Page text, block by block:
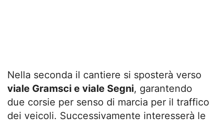
Nella seconda il cantiere si sposterà verso
viale Gramsci e viale Segni, garantendo
due corsie per senso di marcia per il traffico
dei veicoli. Successivamente interesserà le